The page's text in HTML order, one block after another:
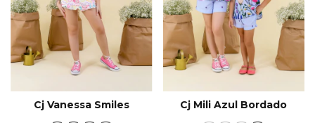
Cj Vanessa Smiles Cj Mili Azul Bordado